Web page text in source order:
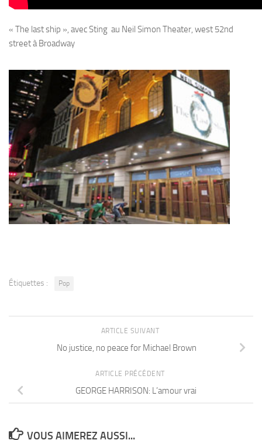
« The last ship », avec Sting au Neil Simon Theater, west 52nd
street à Broadway
Étiquettes : Pop
ARTICLE SUIVANT
No justice, no peace for Michael Brown
ARTICLE PRÉCÉDENT
GEORGE HARRISON: L’amour vrai
VOUS AIMEREZ AUSSI...